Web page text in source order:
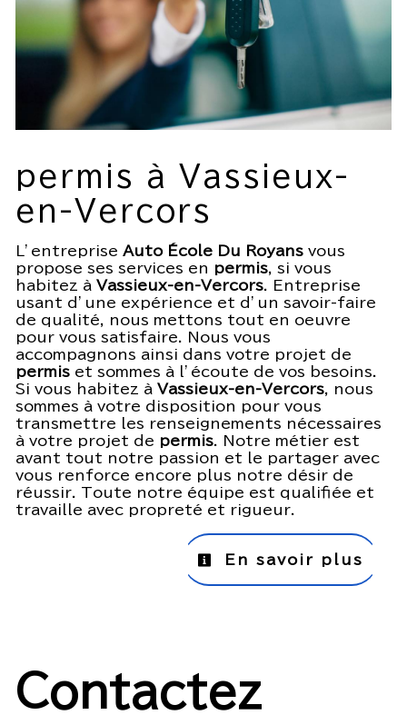
permis à Vassieux-
en-Vercors
L’entreprise Auto École Du Royans vous
propose ses services en permis, si vous
habitez à Vassieux-en-Vercors. Entreprise
usant d’une expérience et d’un savoir-faire
de qualité, nous mettons tout en oeuvre
pour vous satisfaire. Nous vous
accompagnons ainsi dans votre projet de
permis et sommes à l’écoute de vos besoins.
Si vous habitez à Vassieux-en-Vercors, nous
sommes à votre disposition pour vous
transmettre les renseignements nécessaires
à votre projet de permis. Notre métier est
avant tout notre passion et le partager avec
vous renforce encore plus notre désir de
réussir. Toute notre équipe est qualifiée et
travaille avec propreté et rigueur.
En savoir plus
Contactez